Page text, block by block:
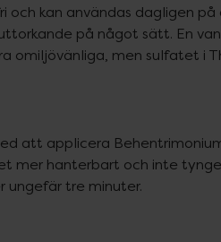
och kan användas dagligen
på något sätt. En
omiljövänliga, men sulfatet i
att applicera
mer hanterbart och inte
ungefär tre minuter.